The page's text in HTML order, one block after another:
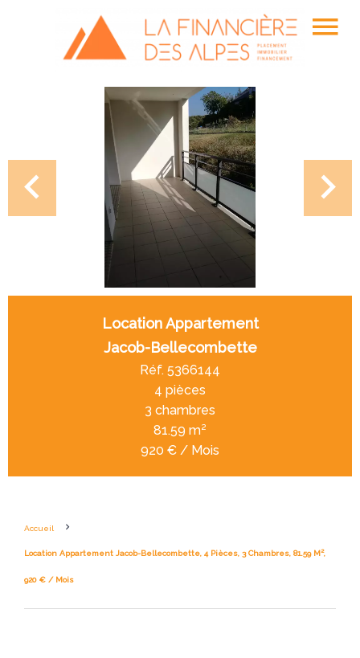
Location Appartement
Jacob-Bellecombette
Réf. 5366144
4 pièces
3 chambres
81.59 m²
920 € / Mois
Accueil
Location Appartement Jacob-Bellecombette, 4 Pièces, 3 Chambres, 81.59 M²,
920 € / Mois